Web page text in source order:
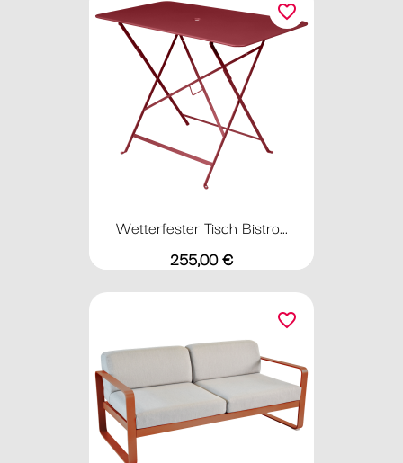
Wetterfester Tisch Bistro...
Preis
255,00 €
favorite_border
favorite_border